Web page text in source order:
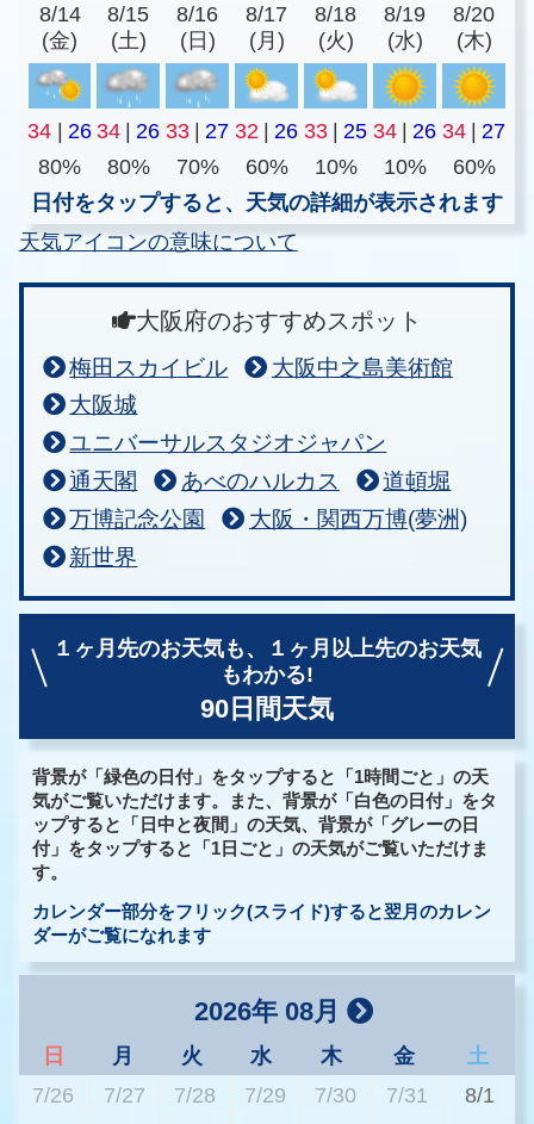
8/14
(金)
8/15
(土)
8/16
(日)
8/17
(月)
8/18
(火)
8/19
(水)
8/20
(木)
34 | 26 34 | 26 33 | 27 32 | 26 33 | 25 34 | 26 34 | 27
80%
80% 70% 60% 10% 10%
60%
日付をタップすると、天気の詳細が表示されます
天気アイコンの意味について
大阪府のおすすめスポット
梅田スカイビル
大阪中之島美術館
大阪城
ユニバーサルスタジオジャパン
通天閣
あべのハルカス
道頓堀
万博記念公園
大阪・関西万博(夢洲)
新世界
１ヶ月先のお天気も、
１ヶ月以上先のお天気
もわかる!
90日間天気
背景が「緑色の日付」をタップすると「1時間ごと」の天
気がご覧いただけます。また、背景が「白色の日付」をタ
ップすると「日中と夜間」の天気、背景が「グレーの日
付」をタップすると「1日ごと」の天気がご覧いただけま
す。
カレンダー部分をフリック(スライド)すると翌月のカレン
ダーがご覧になれます
2026年 08月
日 月 火 水 木 金
土
7/26
7/27 7/28 7/29 7/30 7/31 8/1